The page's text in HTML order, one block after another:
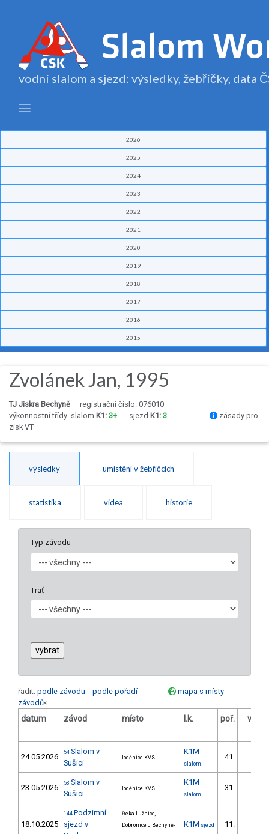
vodní slalom a sjezd: výsledky, žebříčky, data
2026
2025
2024
2023
2022
2021
2020
2019
2018
2017
2016
2015
Zvolánek Jan, 1995
TJ Jiskra Bechyně
registrační číslo: 076010
výkonnostní třídy slalom K1: 3+ sjezd K1: 3
zásady pro
zisk VT
výsledky umístění v žebříčcích
statistika videa historie
Typ závodu
Trať
řadit: podle závodu podle pořadí
mapa s místy
závodů<
datum závod místo l.k. poř. v.k.
24.05.2026 54 Slalom v
Sušici
loděnice KVS
K1M
slalom
41.
23.05.2026 53 Slalom v
Sušici
loděnice KVS
K1M
slalom
31.
18.10.2025
144 Podzimní
sjezd v
Řeka Lužnice,
Dobronice u Bechyně-
K1M sjezd 11.